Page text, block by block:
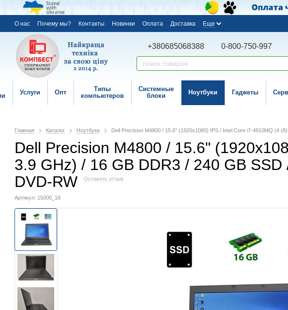
О нас Почему мы? Контакты Новинки Оплата Доставка Еще
+380685068388 0-800-750-997
Услуги Опт
Типы
компьютеров
Системные
блоки
Ноутбуки Гаджеты
Главная Каталог Ноутбуки Dell Precision M4800 / 15.6" (1920x1080) IPS / Intel Core i7-4910MQ (4
Dell Precision M4800 / 15.6"
3.9 GHz) / 16 GB DDR3 / 240 GB
DVD-RW
Оставить отзыв
Артикул: 15000_18